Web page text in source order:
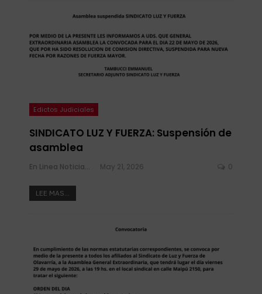
Edictos Judiciales
SINDICATO LUZ Y FUERZA: Suspensión de
asamblea
En Linea Noticias May 21, 2026 0
LEE MAS...